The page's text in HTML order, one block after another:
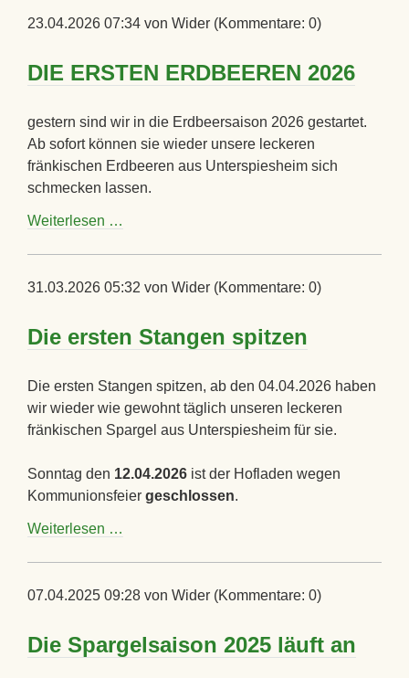
23.04.2026 07:34von Wider (Kommentare: 0)
DIE ERSTEN ERDBEEREN 2026
gestern sind wir in die Erdbeersaison 2026 gestartet.
Ab sofort können sie wieder unsere leckeren
fränkischen Erdbeeren aus Unterspiesheim sich
schmecken lassen.
Weiterlesen …
2026
31.03.2026 05:32 von Wider (Kommentare: 0)
Die ersten Stangen spitzen
Die ersten Stangen spitzen, ab den 04.04.2026 haben
wir wieder wie gewohnt täglich unseren leckeren
fränkischen Spargel aus Unterspiesheim für sie.
Sonntag den 12.04.2026ist der Hofladen wegen
Kommunionsfeiergeschlossen.
Weiterlesen …
spitzen
07.04.2025 09:28von Wider (Kommentare: 0)
Die Spargelsaison 2025 läuft an